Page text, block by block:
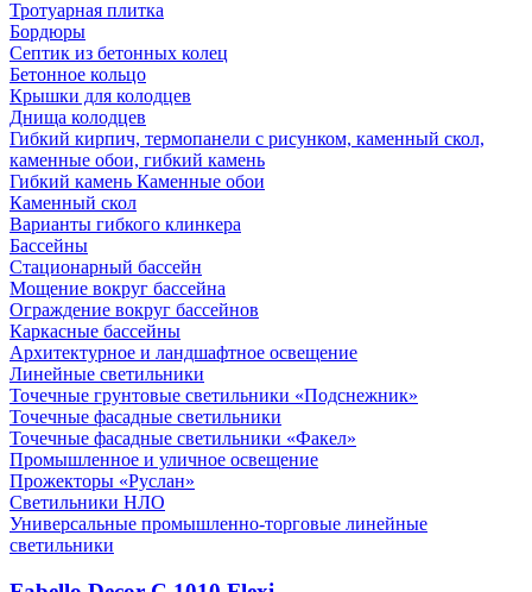
Тротуарная плитка
Бордюры
Септик из бетонных колец
Бетонное кольцо
Крышки для колодцев
Днища колодцев
Гибкий кирпич, термопанели с рисунком, каменный скол,
каменные обои, гибкий камень
Гибкий камень Каменные обои
Каменный скол
Варианты гибкого клинкера
Бассейны
Стационарный бассейн
Мощение вокруг бассейна
Ограждение вокруг бассейнов
Каркасные бассейны
Архитектурное и ландшафтное освещение
Линейные светильники
Точечные грунтовые светильники «Подснежник»
Точечные фасадные светильники
Точечные фасадные светильники «Факел»
Промышленное и уличное освещение
Прожекторы «Руслан»
Светильники НЛО
Универсальные промышленно-торговые линейные
светильники